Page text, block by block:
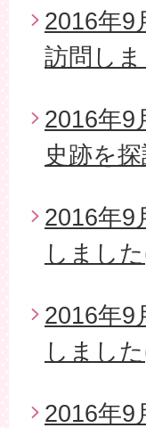
2016年9
訪問し
2016年9
史跡を
2016年9
しまし
2016年9
しまし
2016年9